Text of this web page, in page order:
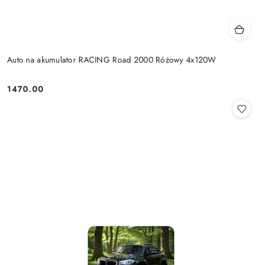
Auto na akumulator RACING Road 2000 Różowy 4x120W
Cena:
1470.00